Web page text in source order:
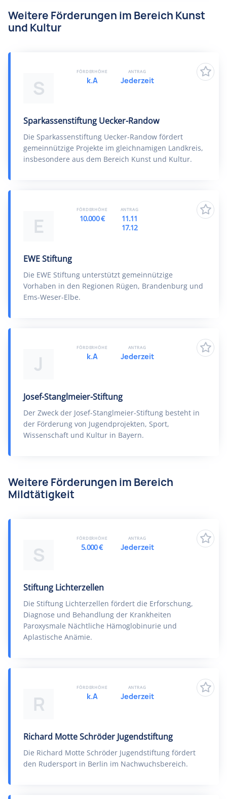
Weitere Förderungen im Bereich Kunst
und Kultur
S
Sparkassenstiftung Uecker-Randow
Die Sparkassenstiftung Uecker-Randow fördert
gemeinnützige Projekte im gleichnamigen Landkreis,
insbesondere aus dem Bereich Kunst und Kultur.
FÖRDERHÖHE
k.A
ANTRAG
Jederzeit
E
EWE Stiftung
Die EWE Stiftung unterstützt gemeinnützige
Vorhaben in den Regionen Rügen, Brandenburg und
Ems-Weser-Elbe.
FÖRDERHÖHE
10.000 €
ANTRAG
11.11
17.12
J
Josef-Stanglmeier-Stiftung
Der Zweck der Josef-Stanglmeier-Stiftung besteht in
der Förderung von Jugendprojekten, Sport,
Wissenschaft und Kultur in Bayern.
FÖRDERHÖHE
k.A
ANTRAG
Jederzeit
Weitere Förderungen im Bereich
Mildtätigkeit
S
Stiftung Lichterzellen
Die Stiftung Lichterzellen fördert die Erforschung,
Diagnose und Behandlung der Krankheiten
Paroxysmale Nächtliche Hämoglobinurie und
Aplastische Anämie.
FÖRDERHÖHE
5.000 €
ANTRAG
Jederzeit
R
Richard Motte Schröder Jugendstiftung
Die Richard Motte Schröder Jugendstiftung fördert
den Rudersport in Berlin im Nachwuchsbereich.
FÖRDERHÖHE
k.A
ANTRAG
Jederzeit